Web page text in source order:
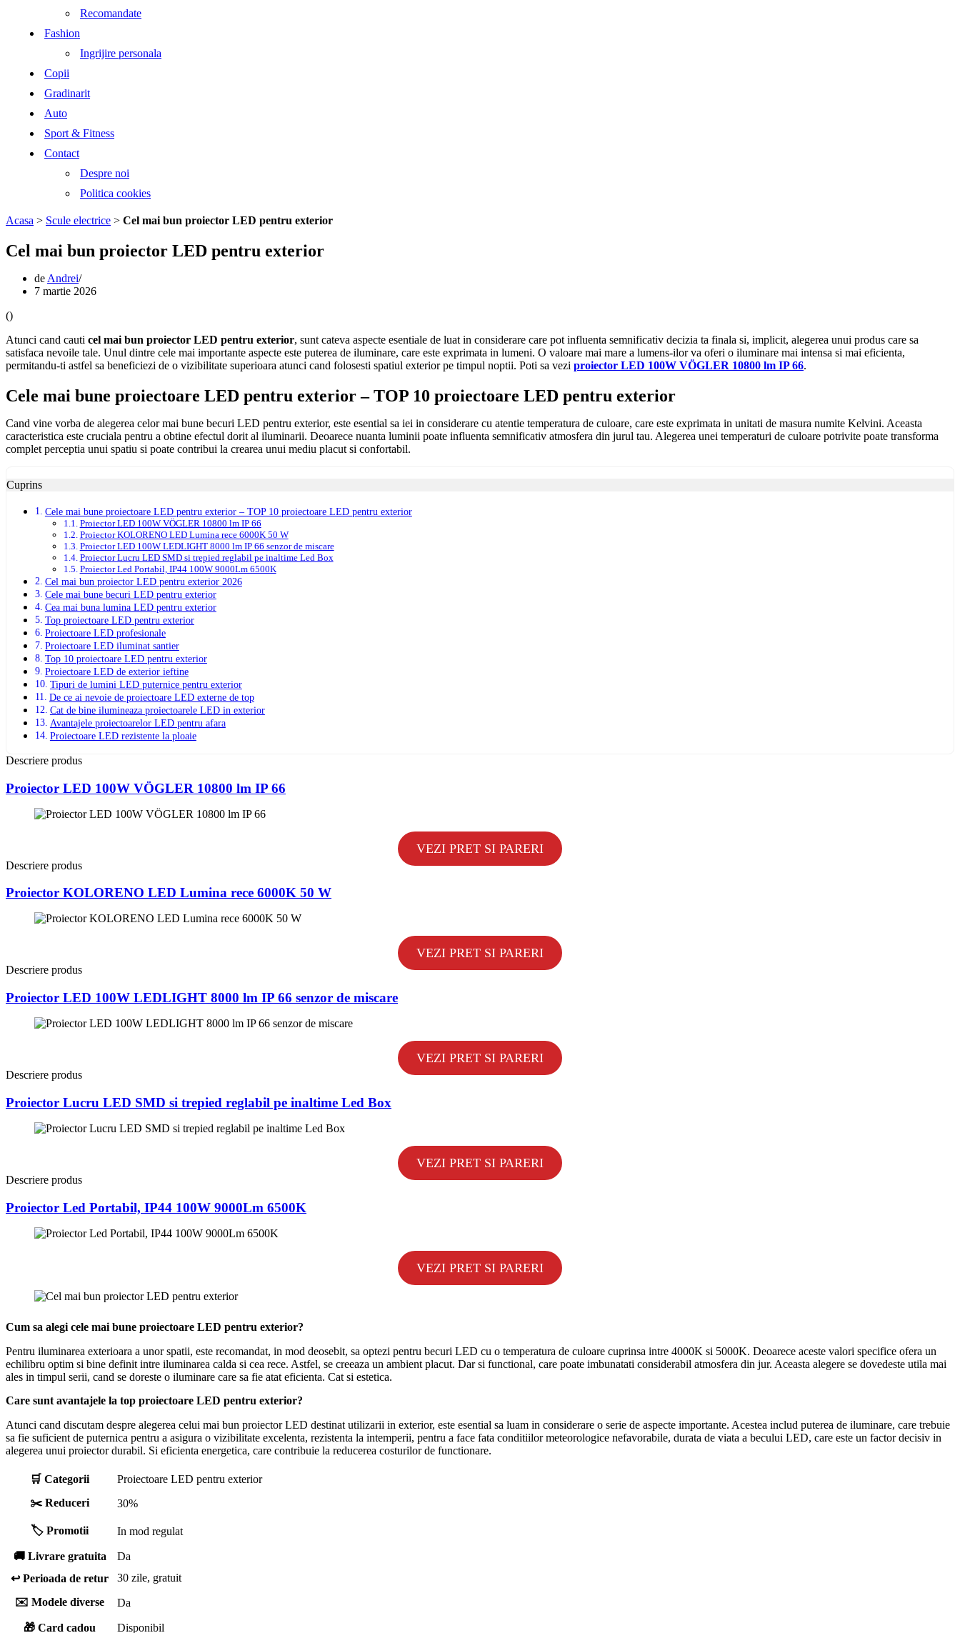
Recomandate
Fashion
Ingrijire personala
Copii
Gradinarit
Auto
Sport & Fitness
Contact
Despre noi
Politica cookies
Acasa > Scule electrice > Cel mai bun proiector LED pentru exterior
Cel mai bun proiector LED pentru exterior
de Andrei
7 martie 2026
()
Atunci cand cauti cel mai bun proiector LED pentru exterior, sunt cateva aspecte esentiale de luat in considerare care pot influenta semnificativ decizia ta finala si, implicit, alegerea unui produs care sa
satisfaca nevoile tale. Unul dintre cele mai importante aspecte este puterea de iluminare, care este exprimata in lumeni. O valoare mai mare a lumens-ilor va oferi o iluminare mai intensa si mai eficienta,
permitandu-ti astfel sa beneficiezi de o vizibilitate superioara atunci cand folosesti spatiul exterior pe timpul noptii. Poti sa vezi proiector LED 100W VÖGLER 10800 lm IP 66.
Cele mai bune proiectoare LED pentru exterior – TOP 10 proiectoare LED pentru exterior
Cand vine vorba de alegerea celor mai bune becuri LED pentru exterior, este esential sa iei in considerare cu atentie temperatura de culoare, care este exprimata in unitati de masura numite Kelvini. Aceasta
caracteristica este cruciala pentru a obtine efectul dorit al iluminarii. Deoarece nuanta luminii poate influenta semnificativ atmosfera din jurul tau. Alegerea unei temperaturi de culoare potrivite poate transforma
complet perceptia unui spatiu si poate contribui la crearea unui mediu placut si confortabil.
Cuprins
Cele mai bune proiectoare LED pentru exterior – TOP 10 proiectoare LED pentru exterior
Proiector LED 100W VÖGLER 10800 lm IP 66
Proiector KOLORENO LED Lumina rece 6000K 50 W
Proiector LED 100W LEDLIGHT 8000 lm IP 66 senzor de miscare
Proiector Lucru LED SMD si trepied reglabil pe inaltime Led Box
Proiector Led Portabil, IP44 100W 9000Lm 6500K
Cel mai bun proiector LED pentru exterior 2026
Cele mai bune becuri LED pentru exterior
Cea mai buna lumina LED pentru exterior
Top proiectoare LED pentru exterior
Proiectoare LED profesionale
Proiectoare LED iluminat santier
Top 10 proiectoare LED pentru exterior
Proiectoare LED de exterior ieftine
Tipuri de lumini LED puternice pentru exterior
De ce ai nevoie de proiectoare LED externe de top
Cat de bine ilumineaza proiectoarele LED in exterior
Avantajele proiectoarelor LED pentru afara
Proiectoare LED rezistente la ploaie
Descriere produs
Proiector LED 100W VÖGLER 10800 lm IP 66
VEZI PRET SI PARERI
Descriere produs
Proiector KOLORENO LED Lumina rece 6000K 50 W
VEZI PRET SI PARERI
Descriere produs
Proiector LED 100W LEDLIGHT 8000 lm IP 66 senzor de miscare
VEZI PRET SI PARERI
Descriere produs
Proiector Lucru LED SMD si trepied reglabil pe inaltime Led Box
VEZI PRET SI PARERI
Descriere produs
Proiector Led Portabil, IP44 100W 9000Lm 6500K
VEZI PRET SI PARERI
Cum sa alegi cele mai bune proiectoare LED pentru exterior?
Pentru iluminarea exterioara a unor spatii, este recomandat, in mod deosebit, sa optezi pentru becuri LED cu o temperatura de culoare cuprinsa intre 4000K si 5000K. Deoarece aceste valori specifice ofera un
echilibru optim si bine definit intre iluminarea calda si cea rece. Astfel, se creeaza un ambient placut. Dar si functional, care poate imbunatati considerabil atmosfera din jur. Aceasta alegere se dovedeste utila mai
ales in timpul serii, cand se doreste o iluminare care sa fie atat eficienta. Cat si estetica.
Care sunt avantajele la top proiectoare LED pentru exterior?
Atunci cand discutam despre alegerea celui mai bun proiector LED destinat utilizarii in exterior, este esential sa luam in considerare o serie de aspecte importante. Acestea includ puterea de iluminare, care trebuie
sa fie suficient de puternica pentru a asigura o vizibilitate excelenta, rezistenta la intemperii, pentru a face fata conditiilor meteorologice nefavorabile, durata de viata a becului LED, care este un factor decisiv in
alegerea unui proiector durabil. Si eficienta energetica, care contribuie la reducerea costurilor de functionare.
🛒 Categorii
Proiectoare LED pentru exterior
✂️ Reduceri
30%
🏷️ Promotii In mod regulat
🚚 Livrare gratuita
Da
↩️ Perioada de retur
30 zile, gratuit
✉️ Modele diverse
Da
🎁 Card cadou Disponibil